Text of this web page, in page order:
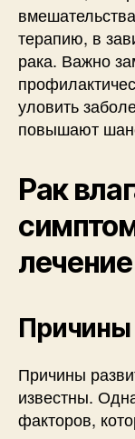
терапию, в
рака. Важно
уловить
повышают
Рак
лечение
Причины
Причины
известны.
факторов,